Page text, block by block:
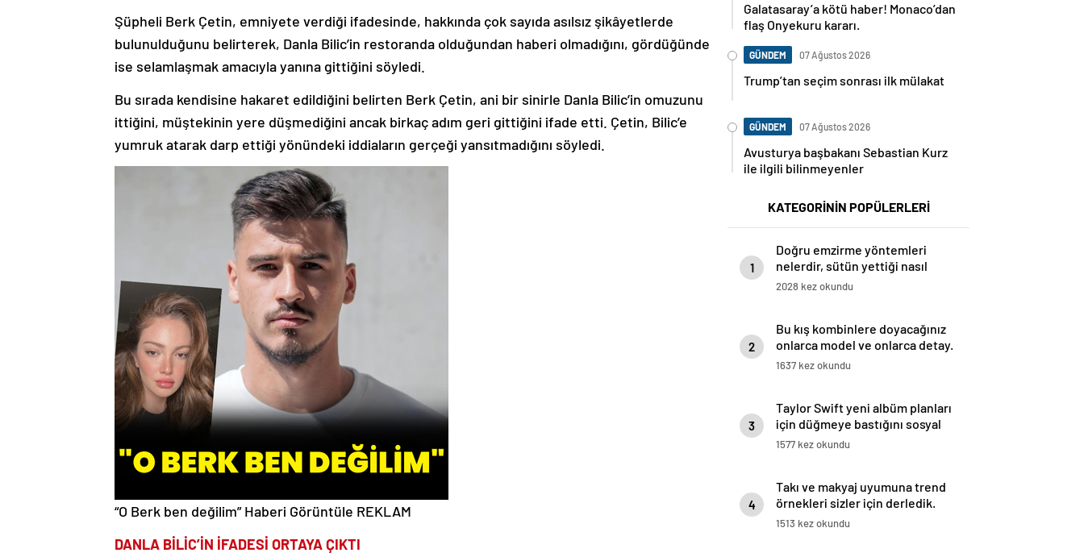
Şüpheli Berk Çetin, emniyete verdiği ifadesinde, hakkında çok sayıda asılsız şikâyetlerde
bulunulduğunu belirterek, Danla Bilic’in restoranda olduğundan haberi olmadığını, gördüğünde
ise selamlaşmak amacıyla yanına gittiğini söyledi.
Bu sırada kendisine hakaret edildiğini belirten Berk Çetin, ani bir sinirle Danla Bilic’in omuzunu
ittiğini, müştekinin yere düşmediğini ancak birkaç adım geri gittiğini ifade etti. Çetin, Bilic’e
yumruk atarak darp ettiği yönündeki iddiaların gerçeği yansıtmadığını söyledi.
“O Berk ben değilim”Haberi Görüntüle REKLAM
DANLA BİLİC’İN İFADESİ ORTAYA ÇIKTI
Galatasaray’a kötü haber! Monaco’dan
flaş Onyekuru kararı.
GÜNDEM 07 Ağustos 2026
Trump’tan seçim sonrası ilk mülakat
GÜNDEM 07 Ağustos 2026
Avusturya başbakanı Sebastian Kurz
ile ilgili bilinmeyenler
KATEGORİNİN POPÜLERLERİ
1
Doğru emzirme yöntemleri
nelerdir, sütün yettiği nasıl
anlaşılır?
2028 kez okundu
2
Bu kış kombinlere doyacağınız
onlarca model ve onlarca detay.
1637 kez okundu
3
Taylor Swift yeni albüm planları
için düğmeye bastığını sosyal
medyadan duyurdu!
1577 kez okundu
4
Takı ve makyaj uyumuna trend
örnekleri sizler için derledik.
1513 kez okundu